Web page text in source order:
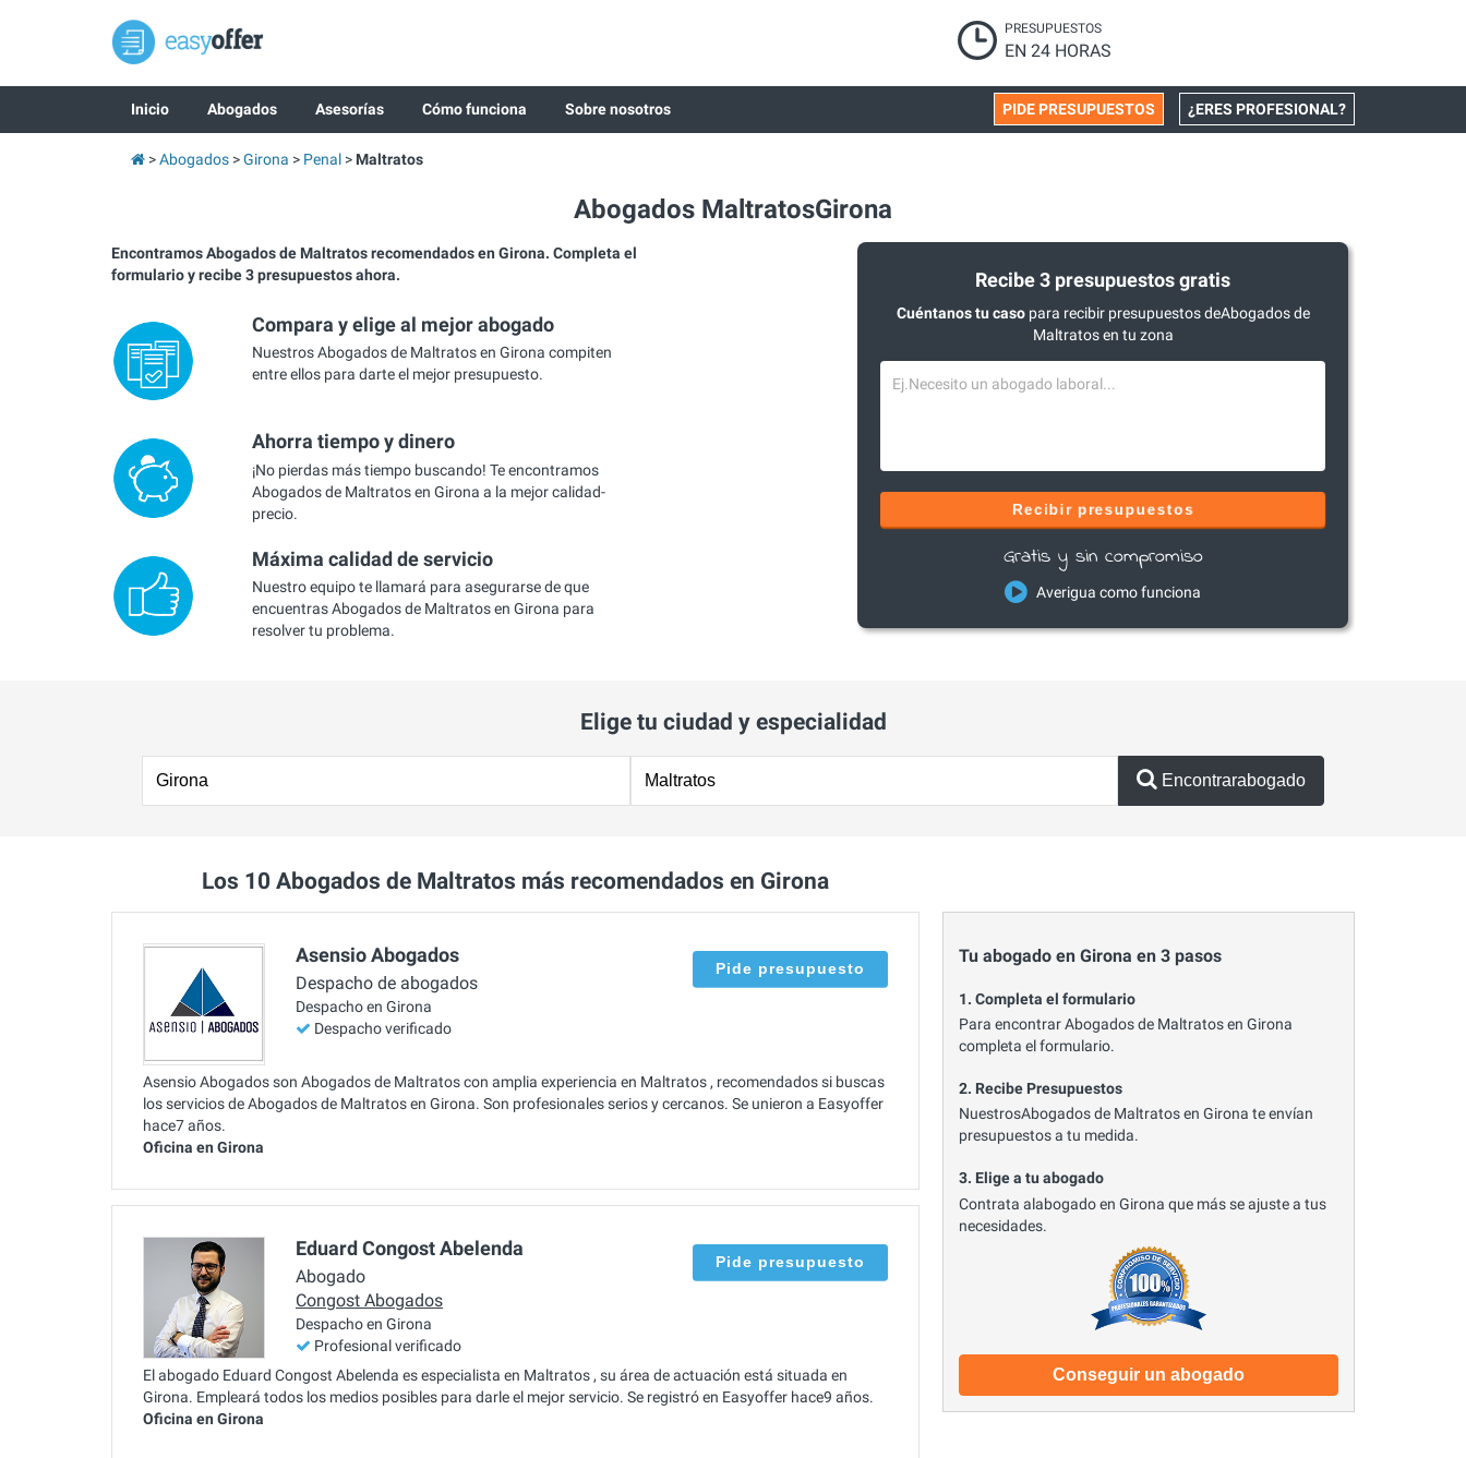
PRESUPUESTOS
EN 24 HORAS
Inicio Abogados Asesorías Cómo funciona Sobre nosotros ¿ERES PROFESIONAL?
PIDE PRESUPUESTOS
Abogados Girona Penal Maltratos
Abogados MaltratosGirona
Encontramos Abogados de Maltratos recomendados en Girona. Completa el
formulario y recibe 3 presupuestos ahora.
Compara y elige al mejor abogado
Nuestros Abogados de Maltratos en Girona compiten
entre ellos para darte el mejor presupuesto.
Ahorra tiempo y dinero
¡No pierdas más tiempo buscando! Te encontramos
Abogados de Maltratos en Girona a la mejor calidad-
precio.
Máxima calidad de servicio
Nuestro equipo te llamará para asegurarse de que
encuentras Abogados de Maltratos en Girona para
resolver tu problema.
Recibe 3 presupuestos gratis
Cuéntanos tu casopara recibir presupuestos deAbogados de
Maltratos en tu zona
Recibir presupuestos
Gratis y sin compromiso
Averigua como funciona
Elige tu ciudad y especialidad
Encontrarabogado
Los 10 Abogados de Maltratos más recomendados en Girona
Asensio Abogados
Despacho de abogados
Despacho en Girona
Despacho verificado
Pide presupuesto
Asensio Abogados son Abogados de Maltratos con amplia experiencia en Maltratos , recomendados si buscas
los servicios de Abogados de Maltratos en Girona. Son profesionales serios y cercanos. Se unieron a Easyoffer
hace7 años.
Oficina en Girona
Eduard Congost Abelenda
Abogado
Congost Abogados
Despacho en Girona
Profesional verificado
Pide presupuesto
El abogado Eduard Congost Abelenda es especialista en Maltratos , su área de actuación está situada en
Girona. Empleará todos los medios posibles para darle el mejor servicio. Se registró en Easyoffer hace9 años.
Oficina en Girona
Tu abogado en Girona en 3 pasos
1. Completa el formulario
Para encontrar Abogados de Maltratos en Girona
completa el formulario.
2. Recibe Presupuestos
NuestrosAbogados de Maltratos en Girona te envían
presupuestos a tu medida.
3. Elige a tu abogado
Contrata alabogado en Girona que más se ajuste a tus
necesidades.
Conseguir un abogado